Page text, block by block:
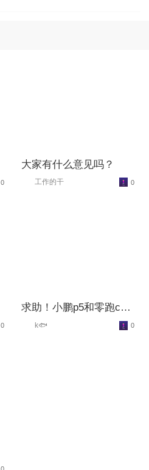
0
大家有什么意见吗？
工作的干 0
0
求助！小鹏p5和零跑c01
哪个好？
k🐟 0